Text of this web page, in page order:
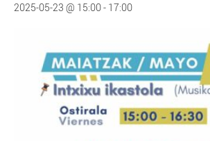
2025-05-23 @ 15:00- 17:00